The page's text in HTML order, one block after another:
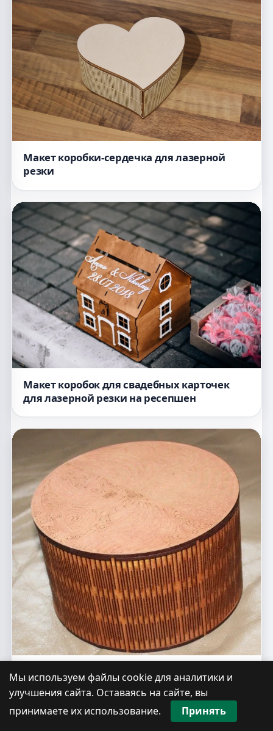
Макет коробки-сердечка для лазерной
резки
Макет коробок для свадебных карточек
для лазерной резки на ресепшен
Макет круглой коробки для лазерной
резки из МДФ 3 мм диаметр 150
Мы используем файлы cookie для аналитики и
улучшения сайта. Оставаясь на сайте, вы
принимаете их использование.
Принять